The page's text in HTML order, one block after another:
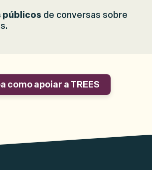
públicos de conversas sobre
como apoiar a TREES